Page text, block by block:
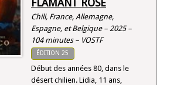
FLAMANT ROSE
Chili, France, Allemagne,
Espagne, et Belgique – 2025 –
104 minutes – VOSTF
ÉDITION 25
Début des années 80, dans le
désert chilien. Lidia, 11 ans,